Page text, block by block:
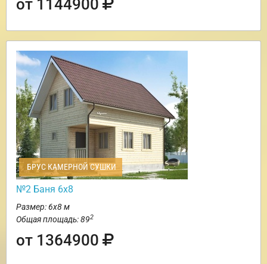
от 1144900
БРУС КАМЕРНОЙ СУШКИ
№2 Баня 6х8
Размер: 6х8 м
Общая площадь: 892
от 1364900